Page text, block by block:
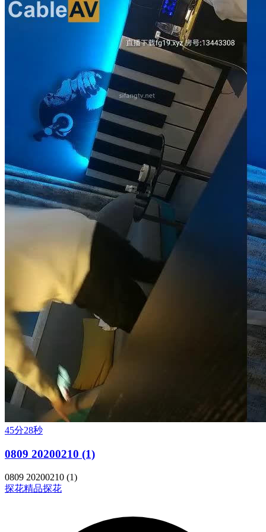
45分28秒
0809 20200210 (1)
0809 20200210 (1)
探花精品探花